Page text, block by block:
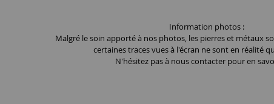
Information photos :
Malgré le soin apporté à nos photos, les pierres et métaux
certaines traces vues à l'écran ne sont en réalité
N'hésitez pas à nous contacter pour en